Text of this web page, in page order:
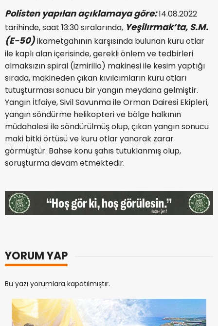
Polisten yapılan açıklamaya göre:14.08.2022
tarihinde, saat 13:30 sıralarında, Yeşilırmak’ta, S.M.
(E-50)ikametgahının karşısında bulunan kuru otlar
ile kaplı alan içerisinde, gerekli önlem ve tedbirleri
almaksızın spiral (izmirillo) makinesi ile kesim yaptığı
sırada, makineden çıkan kıvılcımların kuru otları
tutuşturması sonucu bir yangın meydana gelmiştir.
Yangın İtfaiye, Sivil Savunma ile Orman Dairesi Ekipleri,
yangın söndürme helikopteri ve bölge halkının
müdahalesi ile söndürülmüş olup, çıkan yangın sonucu
maki bitki örtüsü ve kuru otlar yanarak zarar
görmüştür. Bahse konu şahıs tutuklanmış olup,
soruşturma devam etmektedir.
YORUM YAP
Bu yazı yorumlara kapatılmıştır.